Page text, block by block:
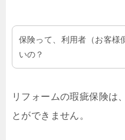
保険って、利用者（お客様
いの？
リフォームの瑕疵保険は
とができません。